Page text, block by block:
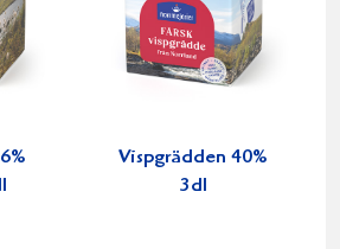
Vispgrädden 40%
3dl